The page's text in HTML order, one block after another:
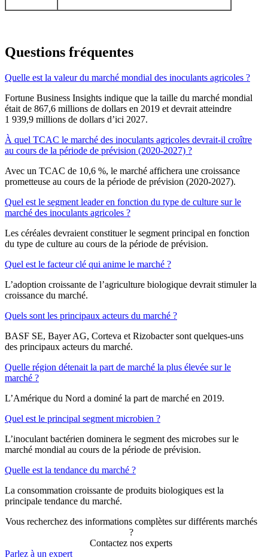
Questions fréquentes
Quelle est la valeur du marché mondial des inoculants agricoles ?
Fortune Business Insights indique que la taille du marché mondial
était de 867,6 millions de dollars en 2019 et devrait atteindre
1 939,9 millions de dollars d’ici 2027.
À quel TCAC le marché des inoculants agricoles devrait-il croître
au cours de la période de prévision (2020-2027) ?
Avec un TCAC de 10,6 %, le marché affichera une croissance
prometteuse au cours de la période de prévision (2020-2027).
Quel est le segment leader en fonction du type de culture sur le
marché des inoculants agricoles ?
Les céréales devraient constituer le segment principal en fonction
du type de culture au cours de la période de prévision.
Quel est le facteur clé qui anime le marché ?
L’adoption croissante de l’agriculture biologique devrait stimuler la
croissance du marché.
Quels sont les principaux acteurs du marché ?
BASF SE, Bayer AG, Corteva et Rizobacter sont quelques-uns
des principaux acteurs du marché.
Quelle région détenait la part de marché la plus élevée sur le
marché ?
L’Amérique du Nord a dominé la part de marché en 2019.
Quel est le principal segment microbien ?
L’inoculant bactérien dominera le segment des microbes sur le
marché mondial au cours de la période de prévision.
Quelle est la tendance du marché ?
La consommation croissante de produits biologiques est la
principale tendance du marché.
Vous recherchez des informations complètes sur différents marchés
?
Contactez nos experts
Parlez à un expert